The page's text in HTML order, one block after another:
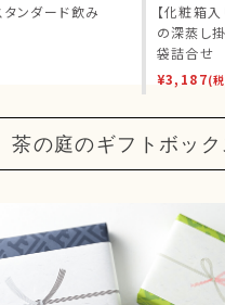
タンダード飲み
【化粧箱
の深蒸し
袋詰合せ
¥3,187(
茶の庭のギフトボック